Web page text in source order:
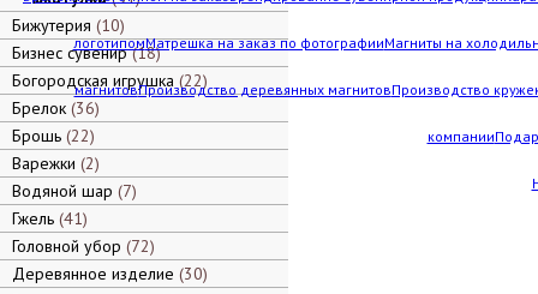
логотипомМатрешка на заказ по фотографииМагниты на
магнитовПроизводство деревянных магнитовПроизводство
компании
Бижутерия 10
Бизнес сувенир 18
Богородская игрушка 22
Брелок 36
Брошь 22
Варежки 2
Водяной шар 7
Гжель 41
Головной убор 72
Деревянное изделие 30